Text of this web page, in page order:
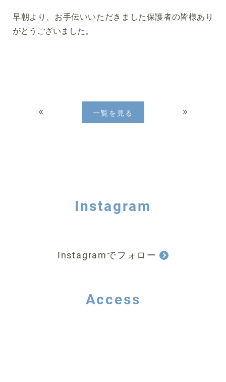
早朝より、お手伝いいただきました保護者の皆様あり
がとうございました。
一覧を見る
Instagram
Instagramでフォロー
Access